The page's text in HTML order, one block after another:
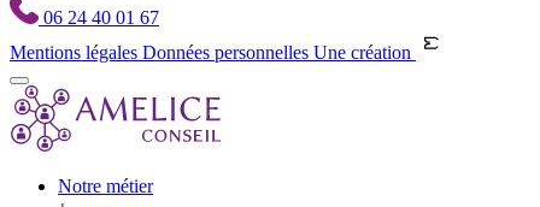
06 24 40 01 67
Mentions légales Données personnelles Une création
Notre métier